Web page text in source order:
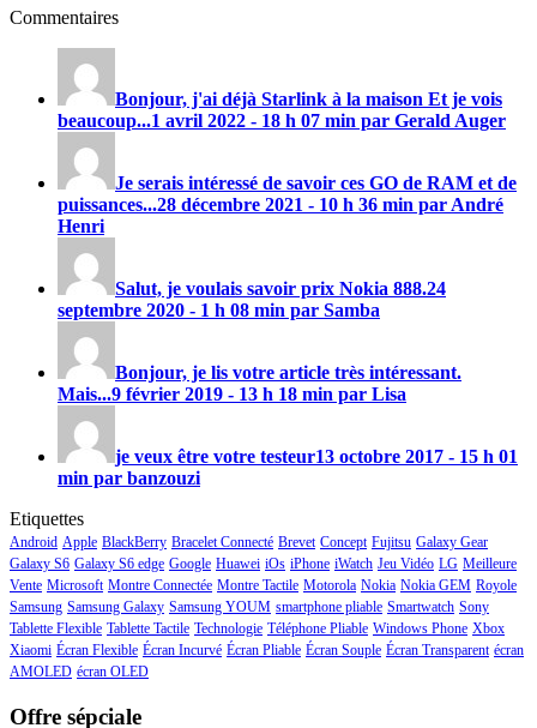
Commentaires
Bonjour, j'ai déjà Starlink à la maison Et je vois
beaucoup...1 avril 2022 - 18 h 07 min par Gerald Auger
Je serais intéressé de savoir ces GO de RAM et de
puissances...28 décembre 2021 - 10 h 36 min par André
Henri
Salut, je voulais savoir prix Nokia 888.24
septembre 2020 - 1 h 08 min par Samba
Bonjour, je lis votre article très intéressant.
Mais...9 février 2019 - 13 h 18 min par Lisa
je veux être votre testeur13 octobre 2017 - 15 h 01
min par banzouzi
Etiquettes
Android Apple BlackBerry Bracelet Connecté Brevet Concept Fujitsu Galaxy Gear
Galaxy S6 Galaxy S6 edge Google Huawei iOs iPhone iWatch Jeu Vidéo LG Meilleure
Vente Microsoft Montre Connectée Montre Tactile Motorola Nokia Nokia GEM Royole
Samsung Samsung Galaxy Samsung YOUM smartphone pliable Smartwatch Sony
Tablette Flexible Tablette Tactile Technologie Téléphone Pliable Windows Phone Xbox
Xiaomi Écran Flexible Écran Incurvé Écran Pliable Écran Souple Écran Transparent écran
AMOLED écran OLED
Offre sépciale